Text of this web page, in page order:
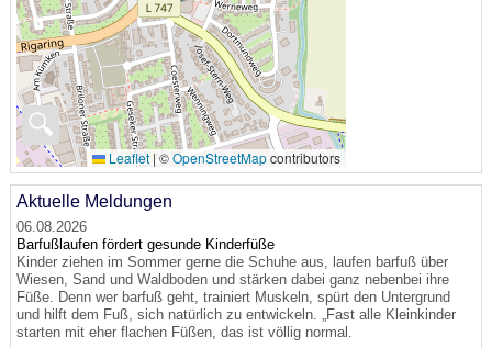
🔍
Leaflet | ©OpenStreetMapcontributors
Aktuelle Meldungen
06.08.2026
Barfußlaufen fördert gesunde Kinderfüße
Kinder ziehen im Sommer gerne die Schuhe aus, laufen barfuß über
Wiesen, Sand und Waldboden und stärken dabei ganz nebenbei ihre
Füße. Denn wer barfuß geht, trainiert Muskeln, spürt den Untergrund
und hilft dem Fuß, sich natürlich zu entwickeln. „Fast alle Kleinkinder
starten mit eher flachen Füßen, das ist völlig normal.